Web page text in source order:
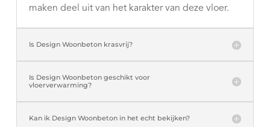
maken deel uit van het karakter van deze vloer.
Is Design Woonbeton krasvrij?
Is Design Woonbeton geschikt voor
vloerverwarming?
Kan ik Design Woonbeton in het echt bekijken?